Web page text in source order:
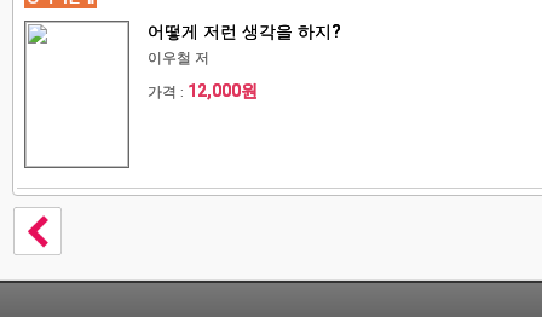
어떻게 저런 생각을 하지?
이우철 저
가격 : 12,000원